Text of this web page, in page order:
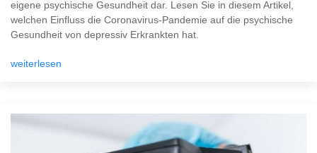
eigene psychische Gesundheit dar. Lesen Sie in diesem Artikel,
welchen Einfluss die Coronavirus-Pandemie auf die psychische
Gesundheit von depressiv Erkrankten hat.
weiterlesen